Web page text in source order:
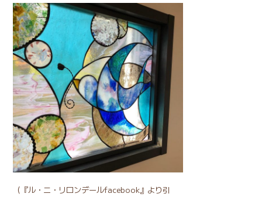
（ 『ル・ニ・リロンデールfacebook』 より引